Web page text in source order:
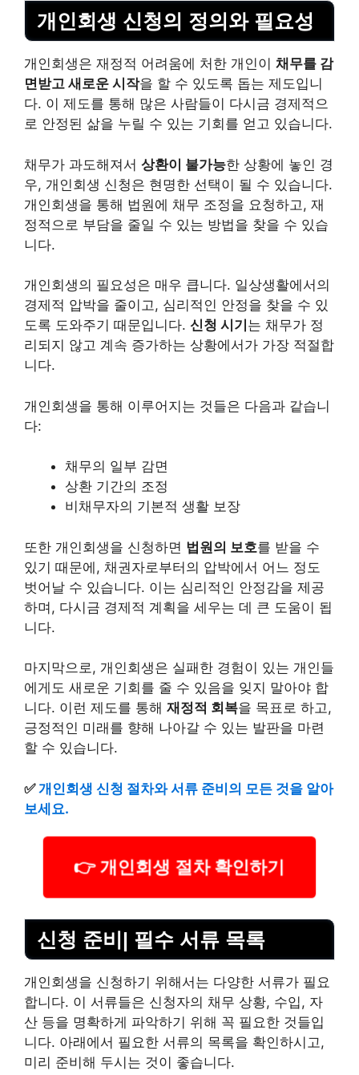
개인회생 신청의 정의와 필요성
개인회생은 재정적 어려움에 처한 개인이 채무를 감
면받고 새로운 시작을 할 수 있도록 돕는 제도입니
다. 이 제도를 통해 많은 사람들이 다시금 경제적으
로 안정된 삶을 누릴 수 있는 기회를 얻고 있습니다.
채무가 과도해져서 상환이 불가능한 상황에 놓인 경
우, 개인회생 신청은 현명한 선택이 될 수 있습니다.
개인회생을 통해 법원에 채무 조정을 요청하고, 재
정적으로 부담을 줄일 수 있는 방법을 찾을 수 있습
니다.
개인회생의 필요성은 매우 큽니다. 일상생활에서의
경제적 압박을 줄이고, 심리적인 안정을 찾을 수 있
도록 도와주기 때문입니다. 신청 시기 는 채무가 정
리되지 않고 계속 증가하는 상황에서가 가장 적절합
니다.
개인회생을 통해 이루어지는 것들은 다음과 같습니
다:
채무의 일부 감면
상환 기간의 조정
비채무자의 기본적 생활 보장
또한 개인회생을 신청하면 법원의 보호를 받을 수
있기 때문에, 채권자로부터의 압박에서 어느 정도
벗어날 수 있습니다. 이는 심리적인 안정감을 제공
하며, 다시금 경제적 계획을 세우는 데 큰 도움이 됩
니다.
마지막으로, 개인회생은 실패한 경험이 있는 개인들
에게도 새로운 기회를 줄 수 있음을 잊지 말아야 합
니다. 이런 제도를 통해 재정적 회복을 목표로 하고,
긍정적인 미래를 향해 나아갈 수 있는 발판을 마련
할 수 있습니다.
✅개인회생 신청 절차와 서류 준비의 모든 것을 알아
보세요.
👉 개인회생 절차 확인하기
신청 준비| 필수 서류 목록
개인회생을 신청하기 위해서는 다양한 서류가 필요
합니다. 이 서류들은 신청자의 채무 상황, 수입, 자
산 등을 명확하게 파악하기 위해 꼭 필요한 것들입
니다. 아래에서 필요한 서류의 목록을 확인하시고,
미리 준비해 두시는 것이 좋습니다.